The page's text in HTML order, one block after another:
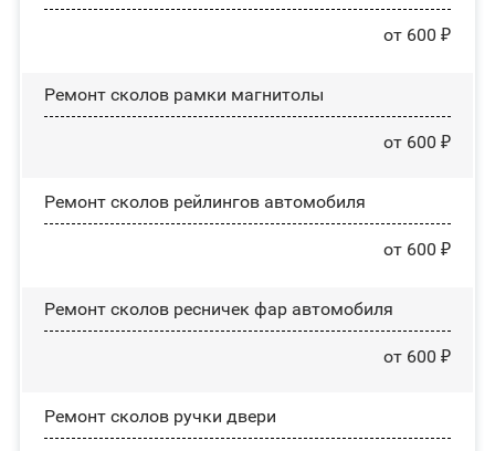
от 600 ₽
Ремонт сколов рамки магнитолы
от 600 ₽
Ремонт сколов рейлингов автомобиля
от 600 ₽
Ремонт сколов ресничек фар автомобиля
от 600 ₽
Ремонт сколов ручки двери